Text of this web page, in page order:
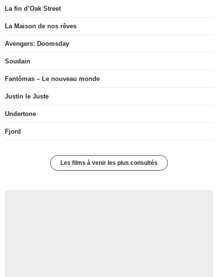
La fin d’Oak Street
La Maison de nos rêves
Avengers: Doomsday
Soudain
Fantômas – Le nouveau monde
Justin le Juste
Undertone
Fjord
Les films à venir les plus consultés